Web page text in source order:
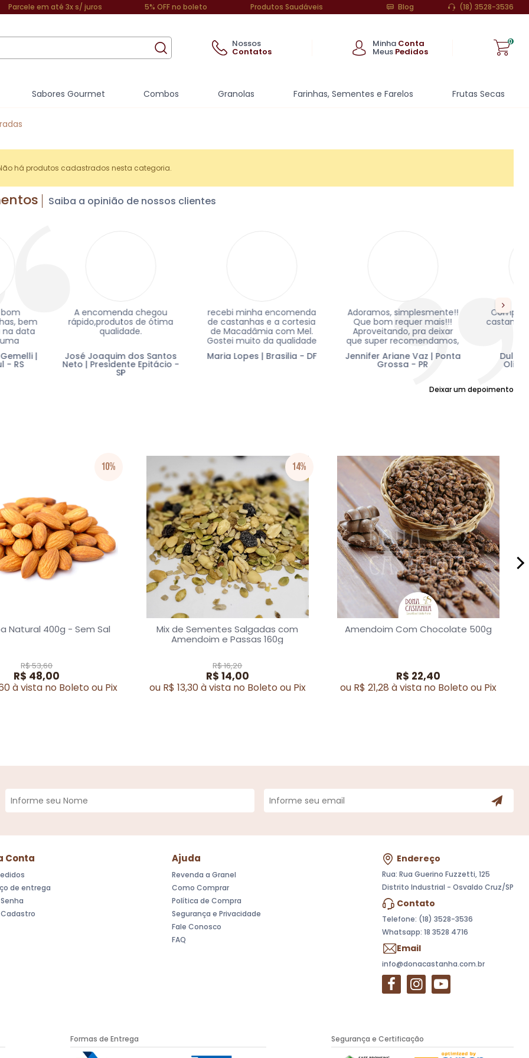
Parcele em até 3x s/ juros 5% OFF no boleto Produtos Saudáveis Blog (18) 3528-3536
Nossos
Contatos
Minha Conta
Meus Pedidos
Entrar com o
0
Sabores Gourmet Combos Granolas Farinhas, Sementes e Farelos Frutas Secas
há produtos cadastrados nesta categoria.
Saiba a opinião de nossos clientes
chegou
de ótima
qualidade.
dos Santos
Epitácio -
recebi minha encomenda
de castanhas e a cortesia
de Macadâmia com Mel.
Gostei muito da qualidade
de tudo! Provei e amei a
amostra de Macadâmia
com Mel. Da próxima vez
vou encomendar mais!
Maria Lopes | Brasilia - DF
Adoramos, simplesmente!!
Que bom requer mais!!!
Aproveitando, pra deixar
que super recomendamos,
e como mimo
recebido...desta vez a
Jennifer Ariane Vaz | Ponta
Compro sempre da Dona
castanha e os produtos são
ótimos...
Dulcineia Antônio de
Oliveira | Piraju - SP
Deixar um depoimento
10%
Natural 400g - Sem Sal
R$ 53,60
R$ 48,00
à vista no Boleto ou Pix
14%
Mix de Sementes Salgadas com
Amendoim e Passas 160g
R$ 16,20
R$ 14,00
ou R$ 13,30 à vista no Boleto ou Pix
Amendoim Com Chocolate 500g
R$ 22,40
ou R$ 21,28 à vista no Boleto ou Pix
Conta
de entrega
Ajuda
Revenda a Granel
Como Comprar
Política de Compra
Segurança e Privacidade
Fale Conosco
FAQ
Endereço
Rua: Rua Guerino Fuzzetti, 125
Distrito Industrial - Osvaldo Cruz/SP
Contato
Telefone: (18) 3528-3536
Whatsapp: 18 3528 4716
Email
info@donacastanha.com.br
Formas de Entrega Segurança e Certificação